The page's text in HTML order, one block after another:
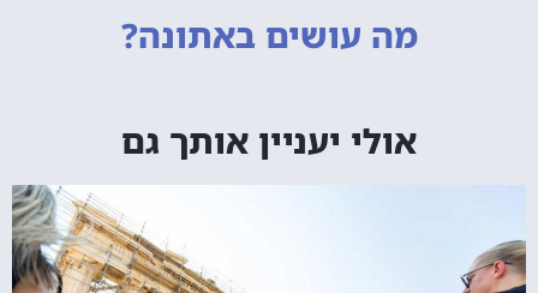
מה עושים באתונה?
אולי יעניין אותך גם